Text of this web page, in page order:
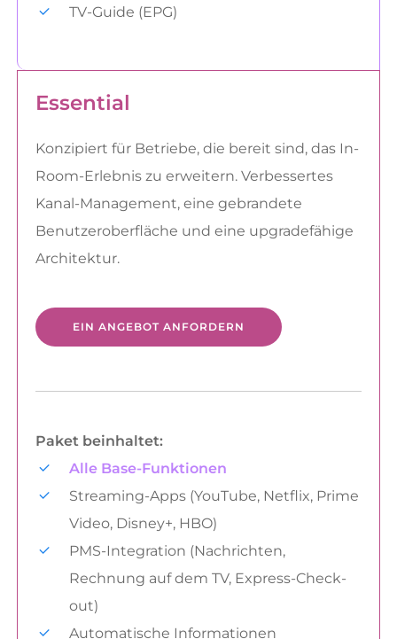
TV-Guide (EPG)
Essential
Konzipiert für Betriebe, die bereit sind, das In-
Room-Erlebnis zu erweitern. Verbessertes
Kanal-Management, eine gebrandete
Benutzeroberfläche und eine upgradefähige
Architektur.
EIN ANGEBOT ANFORDERN
Paket beinhaltet:
Alle Base-Funktionen
Streaming-Apps (YouTube, Netflix, Prime
Video, Disney+, HBO)
PMS-Integration (Nachrichten,
Rechnung auf dem TV, Express-Check-
out)
Automatische Informationen